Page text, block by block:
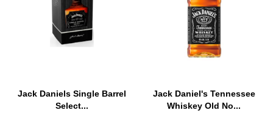
Jack Daniels Single Barrel
Select...
Jack Daniel's Tennessee
Whiskey Old No...